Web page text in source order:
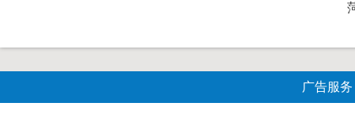
广告服务